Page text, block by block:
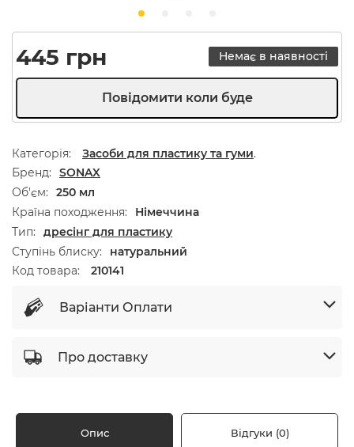
445 грн Немає в наявності
Категорія: Засоби для пластику та гуми.
Бренд
SONAX
Об'єм
250 мл
Країна походження
Німеччина
Тип
дресінг для пластику
Ступінь блиску
натуральний
Код товара:
210141
Варіанти Оплати
Про доставку
Опис Відгуки (0)